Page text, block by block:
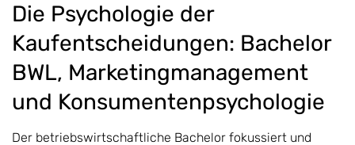
Die Psychologie der
Kaufentscheidungen: Bachelor
BWL, Marketingmanagement
und Konsumentenpsychologie
Der betriebswirtschaftliche Bachelor fokussiert und